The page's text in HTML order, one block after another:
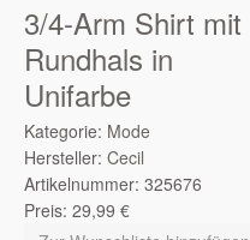
3/4-Arm Shirt mit
Rundhals in
Unifarbe
Kategorie: Mode
Hersteller: Cecil
Artikelnummer: 325676
Preis: 29,99 €